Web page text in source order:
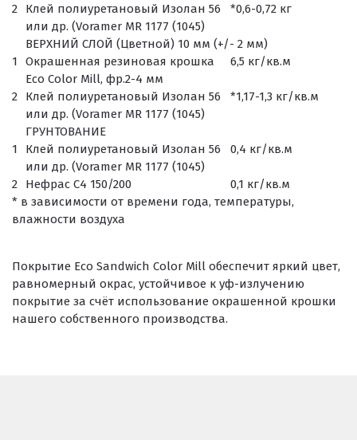
2
Клей полиуретановый Изолан 56
или др. (Voramer MR 1177 (1045)
*0,6-0,72 кг
ВЕРХНИЙ СЛОЙ (Цветной) 10 мм (+/- 2 мм)
1
Окрашенная резиновая крошка
Eco Color Mill, фр.2-4 мм
6,5 кг/кв.м
2
Клей полиуретановый Изолан 56
или др. (Voramer MR 1177 (1045)
*1,17-1,3 кг/кв.м
ГРУНТОВАНИЕ
1
Клей полиуретановый Изолан 56
или др. (Voramer MR 1177 (1045)
0,4 кг/кв.м
2 Нефрас С4 150/200
0,1 кг/кв.м
* в зависимости от времени года, температуры,
влажности воздуха
Покрытие Eco Sandwich Color Mill обеспечит яркий цвет,
равномерный окрас, устойчивое к уф-излучению
покрытие за счёт использование окрашенной крошки
нашего собственного производства.